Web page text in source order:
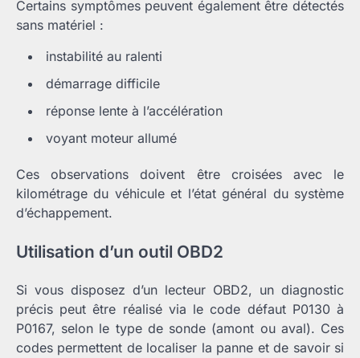
Certains symptômes peuvent également être détectés
sans matériel :
instabilité au ralenti
démarrage difficile
réponse lente à l’accélération
voyant moteur allumé
Ces observations doivent être croisées avec le
kilométrage du véhicule et l’état général du système
d’échappement.
Utilisation d’un outil OBD2
Si vous disposez d’un lecteur OBD2, un diagnostic
précis peut être réalisé via le code défaut P0130 à
P0167, selon le type de sonde (amont ou aval). Ces
codes permettent de localiser la panne et de savoir si